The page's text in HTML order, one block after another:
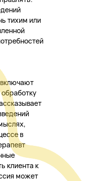
тихим или
в
клиента к
может